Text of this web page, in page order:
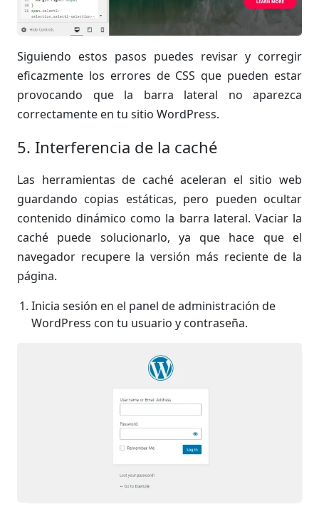
Siguiendo estos pasos puedes revisar y corregir
eficazmente los errores de CSS que pueden estar
provocando que la barra lateral no aparezca
correctamente en tu sitio WordPress.
5. Interferencia de la caché
Las herramientas de caché aceleran el sitio web
guardando copias estáticas, pero pueden ocultar
contenido dinámico como la barra lateral. Vaciar la
caché puede solucionarlo, ya que hace que el
navegador recupere la versión más reciente de la
página.
Inicia sesión en el panel de administración de
WordPress con tu usuario y contraseña.